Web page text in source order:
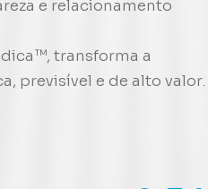
e relacionamento
, transforma a
previsível e de alto valor.